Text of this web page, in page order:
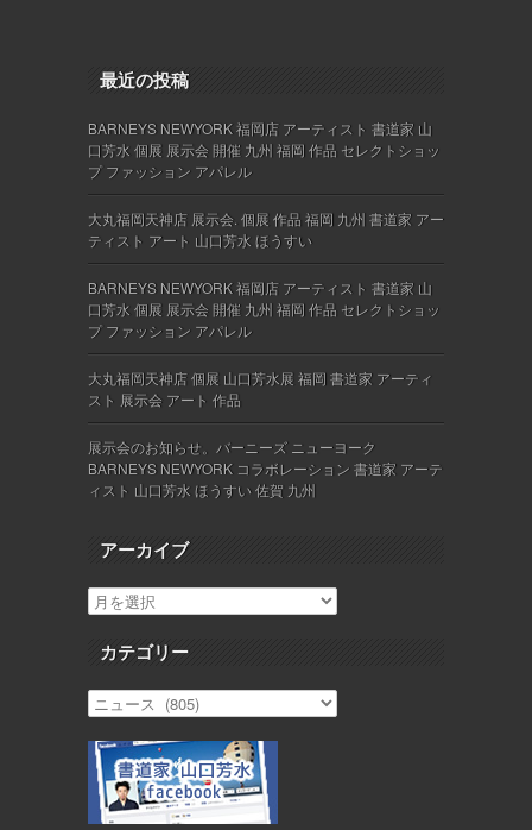
最近の投稿
BARNEYS NEWYORK 福岡店 アーティスト 書道家 山
口芳水 個展 展示会 開催 九州 福岡 作品 セレクトショッ
プ ファッション アパレル
大丸福岡天神店 展示会. 個展 作品 福岡 九州 書道家 アー
ティスト アート 山口芳水 ほうすい
BARNEYS NEWYORK 福岡店 アーティスト 書道家 山
口芳水 個展 展示会 開催 九州 福岡 作品 セレクトショッ
プ ファッション アパレル
大丸福岡天神店 個展 山口芳水展 福岡 書道家 アーティ
スト 展示会 アート 作品
展示会のお知らせ。バーニーズ ニューヨーク
BARNEYS NEWYORK コラボレーション 書道家 アーテ
ィスト 山口芳水 ほうすい 佐賀 九州
アーカイブ
カテゴリー